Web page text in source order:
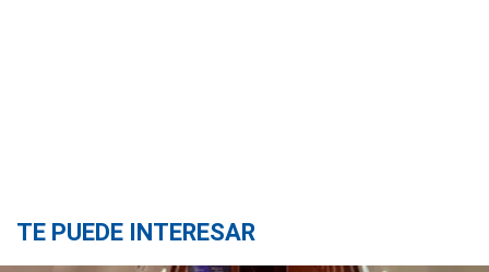
TE PUEDE INTERESAR